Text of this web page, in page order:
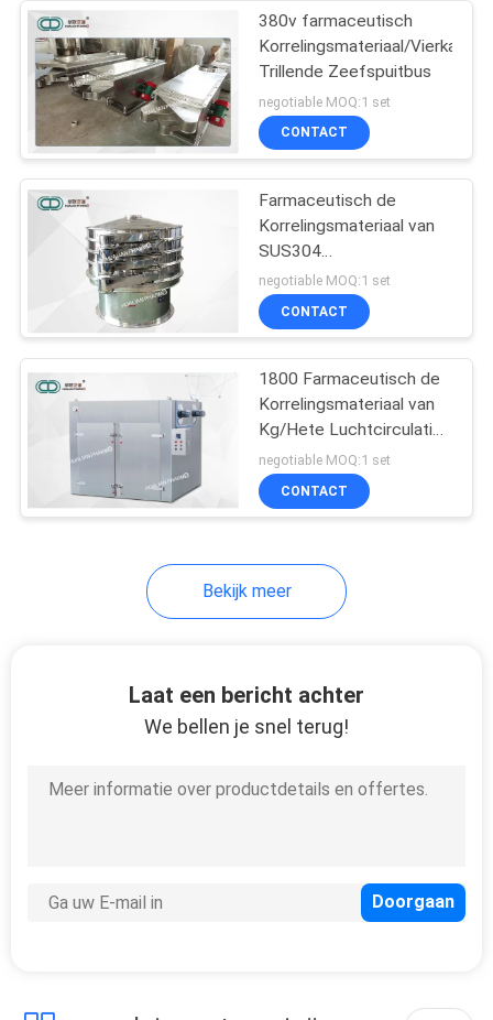
380v farmaceutisch
Korrelingsmateriaal/Vierkante
Trillende Zeefspuitbus
negotiable MOQ:1 set
CONTACT
Farmaceutisch de
Korrelingsmateriaal van
SUS304
316L/Trillingszeefseparator
negotiable MOQ:1 set
CONTACT
1800 Farmaceutisch de
Korrelingsmateriaal van
Kg/Hete Luchtcirculatie
Droogoven
negotiable MOQ:1 set
CONTACT
Bekijk meer
Laat een bericht achter
We bellen je snel terug!